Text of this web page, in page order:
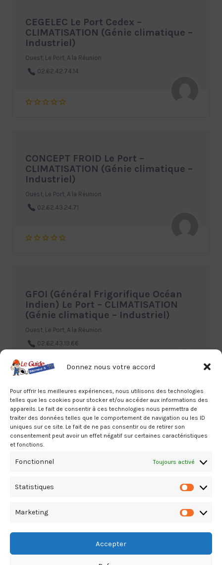
Donnez nous votre accord
Pour offrir les meilleures expériences, nous utilisons des technologies
telles que les cookies pour stocker et/ou accéder aux informations des
appareils. Le fait de consentir à ces technologies nous permettra de
traiter des données telles que le comportement de navigation ou les ID
uniques sur ce site. Le fait de ne pas consentir ou de retirer son
consentement peut avoir un effet négatif sur certaines caractéristiques
et fonctions.
Fonctionnel Toujours activé
Statistiques
Marketing
Accepter
CEGELEC Le Port Cedex –
CLIMATISATION (Génie climatique –
Industriel)
Ouest, Le Port, A la Réunion
02.62.42.74.14
CONCEPT FROID Le Port –
CLIMATISATION (Génie climatique –
Industriel)
Ouest, Le Port, A la Réunion
02.62.43.24.71
GFOI (Général Frigorifique Océan
Indien) Le Port – CLIMATISATION
(Génie climatique – Industriel)
Ouest, Le Port, A la Réunion
02.62.43.19.66
COFELY-AXIMA (GDF – SUEZ) Saint-
Denis – CLIMATISATION (Génie
Nord, Saint-Denis, A la Réunion